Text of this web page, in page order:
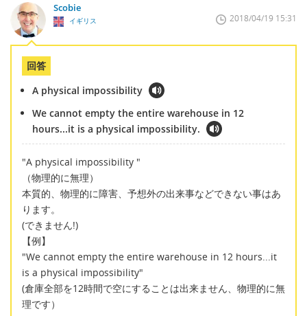
Scobie
イギリス 2018/04/19 15:31
回答
A physical impossibility
We cannot empty the entire warehouse in 12
hours...it is a physical impossibility.
"A physical impossibility "
（物理的に無理）
本質的、物理的に障害、予想外の出来事などできない事はあ
ります。
(できません!)
【例】
"We cannot empty the entire warehouse in 12 hours...it
is a physical impossibility"
(倉庫全部を12時間で空にすることは出来ません、物理的に無
理です）